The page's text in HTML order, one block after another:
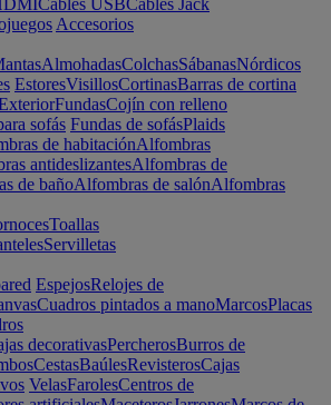
Cables USBCables Jack
Accesorios
AlmohadasColchasSábanasNórdicos
EstoresVisillosCortinasBarras de cortina
FundasCojín con relleno
sofás Fundas de sofásPlaids
de habitaciónAlfombras
antideslizantesAlfombras de
de bañoAlfombras de salónAlfombras
Toallas
Servilletas
EspejosRelojes de
Cuadros pintados a manoMarcosPlacas
decorativasPercherosBurros de
CestasBaúlesRevisterosCajas
VelasFarolesCentros de